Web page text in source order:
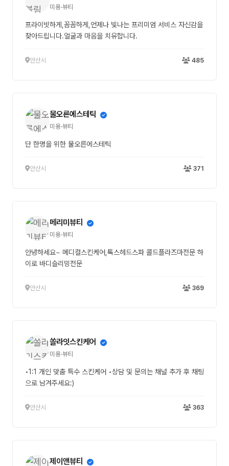
미용·뷰티
프라이빗하게,꼼꼼하게,언제나 빛나는 프리미엄 서비스 자신감을
찾아드립니다.얼굴과 마음을 치유합니다.
안산시 485
물오른에스테틱
미용·뷰티
단 한명을 위한 물오른에스테틱
안산시 371
메리미뷰티
미용·뷰티
안녕하세요~ 메디컬스킨케어,톡스헤드스파 콜드플라즈마전문 하
이로 바디슬리밍전문
안산시 369
쏠라잇스킨케어
미용·뷰티
•1:1 개인 맞춤 특수 스킨케어 •상담 및 문의는 채널 추가 후 채팅
으로 남겨주세요:)
안산시 363
제이앤뷰티